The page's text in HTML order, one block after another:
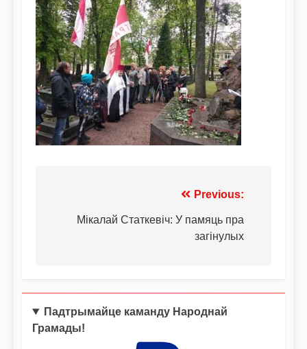
Previous:
Мікалай Статкевіч: У памяць пра
загінулых
Падтрымайце каманду Народнай
Грамады!